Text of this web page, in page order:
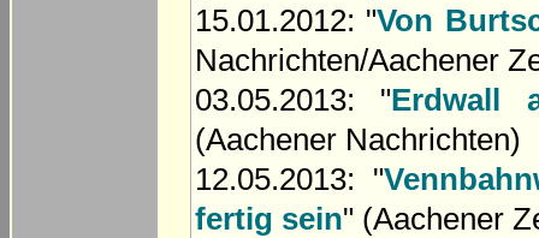
15.01.2012: "Von
Nachrichten/Aachener
03.05.2013: "Erdwall
(Aachener Nachrichten)
12.05.2013: "
fertig sein" (Aachener